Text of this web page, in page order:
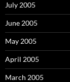
July 2005
June 2005
May 2005
April 2005
March 2005